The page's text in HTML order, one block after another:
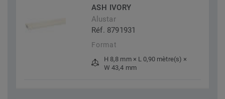
ASH IVORY
Alustar
Réf. 8791931
Format
H 8,8 mm × L 0,90 mètre(s) ×
W 43,4 mm